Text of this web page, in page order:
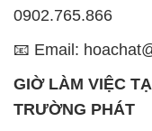
0902.765.866
📧 Email:
GIỜ LÀM VIỆC
TRƯỜNG PHÁT